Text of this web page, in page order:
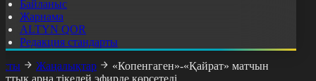
Байланыс
Жарнама
ALTYN QOR
Редакция стандарты
Жаңалықтар
«Копенгаген»-«Қайрат» матчын
арна тікелей эфирде көрсетеді